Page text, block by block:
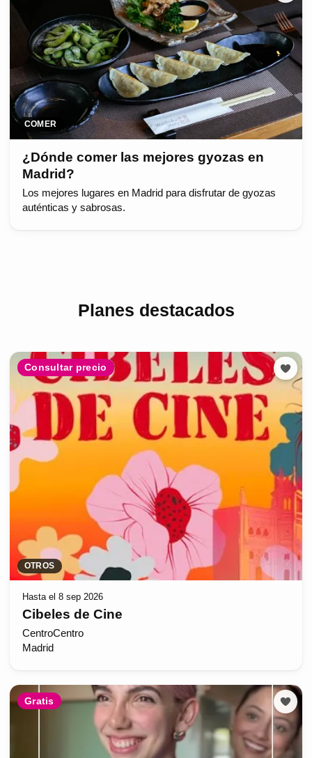
COMER
¿Dónde comer las mejores gyozas en
Madrid?
Los mejores lugares en Madrid para disfrutar de gyozas
auténticas y sabrosas.
Planes destacados
Consultar precio
OTROS
Hasta el 8 sep 2026
Cibeles de Cine
CentroCentro
Madrid
Gratis